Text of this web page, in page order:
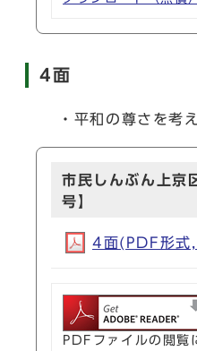
4面
・平和の尊さを考
市民しんぶん上京
号】
4面(PDF形
PDFファイルの閲